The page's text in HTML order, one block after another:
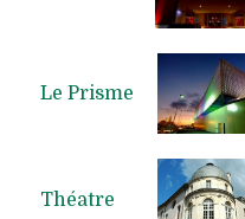
Le Prisme
Théatre